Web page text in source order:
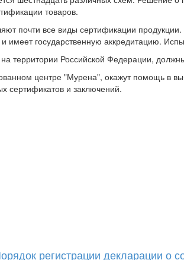
товаров.
почти все виды сертификации
имеет государственную аккредитацию.
территории Российской Федерации,
центре "Мурена", окажут помощь в
сертификатов и заключений.
регистрации декларации о